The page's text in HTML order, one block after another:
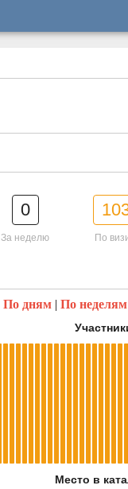
0
За неделю По
По дням |По неделям
Место в